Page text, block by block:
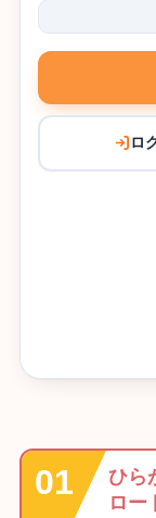
ロ
ひら
ロー